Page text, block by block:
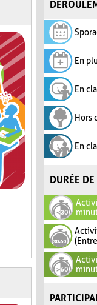
En
En
Hors
En
DURÉE